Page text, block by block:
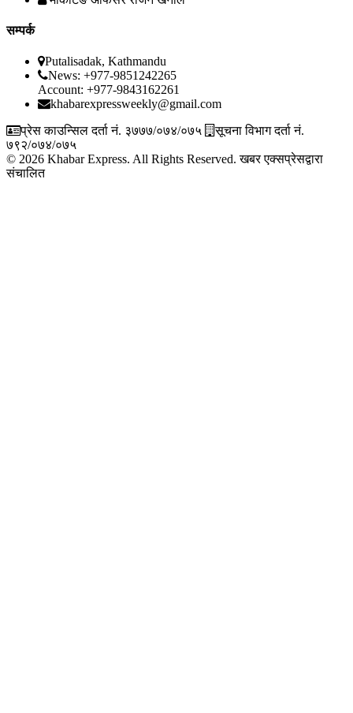
सम्पर्क
Putalisadak, Kathmandu
News: +977-9851242265
Account: +977-9843162261
khabarexpressweekly@gmail.com
प्रेस काउन्सिल दर्ता नं. ३७७७/०७४/०७५
सूचना विभाग दर्ता नं.
७९२/०७४/०७५
© 2026 Khabar Express. All Rights Reserved. खबर एक्सप्रेसद्वारा
संचालित